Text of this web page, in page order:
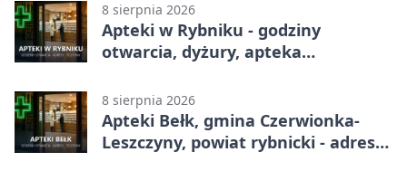
8 sierpnia 2026
Apteki w Rybniku - godziny
otwarcia, dyżury, apteka
8 sierpnia 2026
Apteki Bełk, gmina Czerwionka-
Leszczyny, powiat rybnicki - adresy,